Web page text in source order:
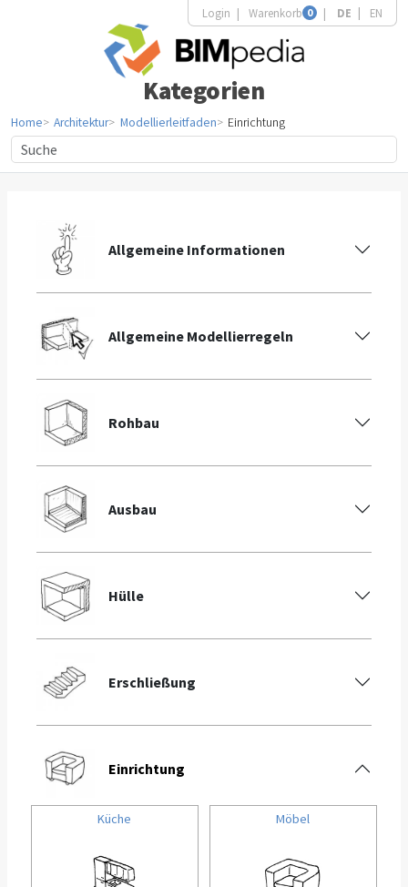
Login Warenkorb 0 DE EN
Kategorien
Home Architektur Modellierleitfaden Einrichtung
Allgemeine Informationen
Allgemeine Modellierregeln
Rohbau
Ausbau
Hülle
Erschließung
Einrichtung
Küche Möbel